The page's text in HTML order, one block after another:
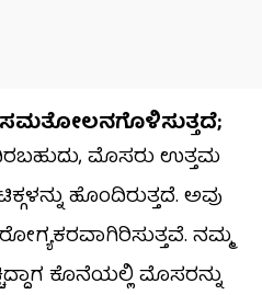
ಸಮತೋಲನಗೊಳಿಸುತ್ತದೆ;
ಮೊಸರು ಉತ್ತಮ
ಹೊಂದಿರುತ್ತದೆ. ಅವು
ನಮ್ಮ
ಕೊನೆಯಲ್ಲಿ ಮೊಸರನ್ನು